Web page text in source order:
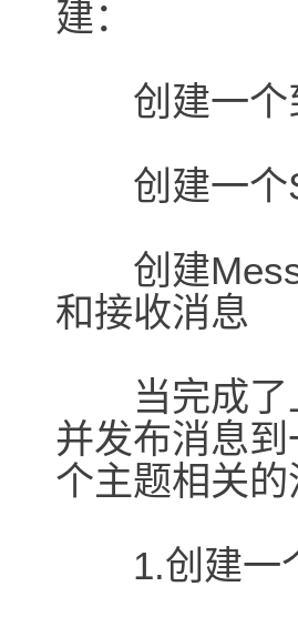
建：
创建一个到
创建一个
创建
和接收消息
当完成了上
并发布消息
个主题相关的
1.创建一